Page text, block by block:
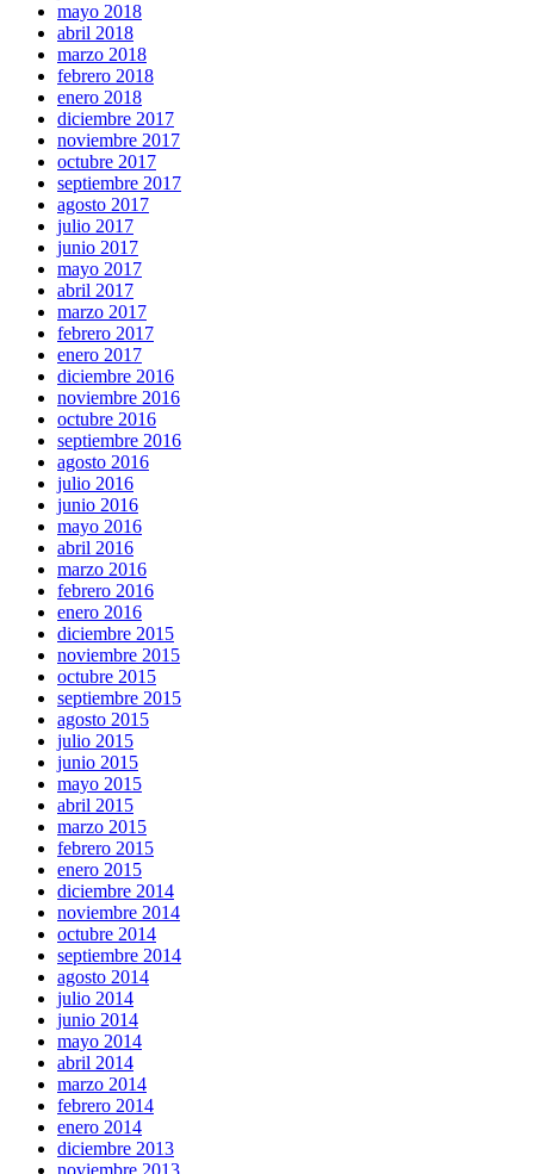
mayo 2018
abril 2018
marzo 2018
febrero 2018
enero 2018
diciembre 2017
noviembre 2017
octubre 2017
septiembre 2017
agosto 2017
julio 2017
junio 2017
mayo 2017
abril 2017
marzo 2017
febrero 2017
enero 2017
diciembre 2016
noviembre 2016
octubre 2016
septiembre 2016
agosto 2016
julio 2016
junio 2016
mayo 2016
abril 2016
marzo 2016
febrero 2016
enero 2016
diciembre 2015
noviembre 2015
octubre 2015
septiembre 2015
agosto 2015
julio 2015
junio 2015
mayo 2015
abril 2015
marzo 2015
febrero 2015
enero 2015
diciembre 2014
noviembre 2014
octubre 2014
septiembre 2014
agosto 2014
julio 2014
junio 2014
mayo 2014
abril 2014
marzo 2014
febrero 2014
enero 2014
diciembre 2013